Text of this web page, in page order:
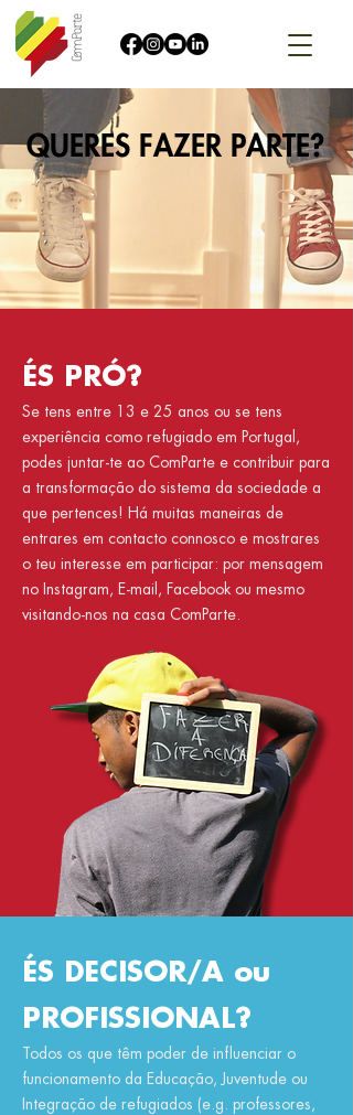
QUERES FAZER PARTE?
Se tens entre 13 e 25 anos ou se tens
experiência como refugiado em Portugal,
podes juntar-te ao ComParte e contribuir para
a transformação do sistema da sociedade a
que pertences! Há muitas maneiras de
entrares em contacto connosco e mostrares
o teu interesse em participar: por mensagem
no Instagram, E-mail, Facebook ou mesmo
visitando-nos na casa ComParte.
ÉS PRÓ?
Todos os que têm poder de influenciar o
funcionamento da Educação, Juventude ou
Integração de refugiados (e.g. professores,
ÉS DECISOR/A ou
PROFISSIONAL?